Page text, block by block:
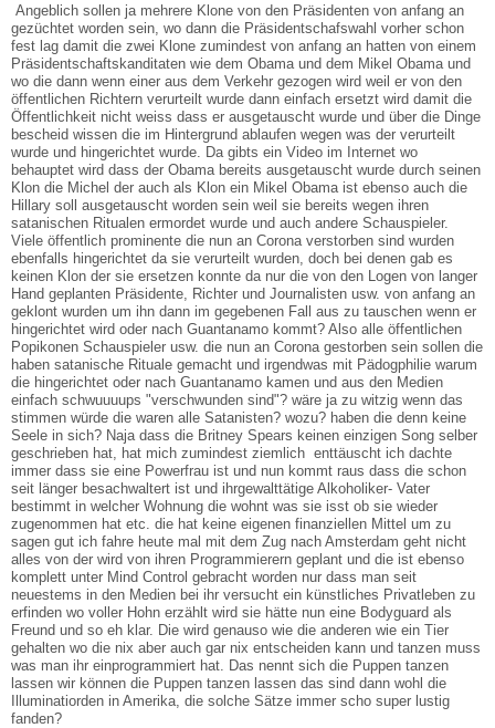
Angeblich sollen ja mehrere Klone von den Präsidenten von anfang an
gezüchtet worden sein, wo dann die Präsidentschafswahl vorher schon
fest lag damit die zwei Klone zumindest von anfang an hatten von einem
Präsidentschaftskanditaten wie dem Obama und dem Mikel Obama und
wo die dann wenn einer aus dem Verkehr gezogen wird weil er von den
öffentlichen Richtern verurteilt wurde dann einfach ersetzt wird damit die
Öffentlichkeit nicht weiss dass er ausgetauscht wurde und über die Dinge
bescheid wissen die im Hintergrund ablaufen wegen was der verurteilt
wurde und hingerichtet wurde. Da gibts ein Video im Internet wo
behauptet wird dass der Obama bereits ausgetauscht wurde durch seinen
Klon die Michel der auch als Klon ein Mikel Obama ist ebenso auch die
Hillary soll ausgetauscht worden sein weil sie bereits wegen ihren
satanischen Ritualen ermordet wurde und auch andere Schauspieler.
Viele öffentlich prominente die nun an Corona verstorben sind wurden
ebenfalls hingerichtet da sie verurteilt wurden, doch bei denen gab es
keinen Klon der sie ersetzen konnte da nur die von den Logen von langer
Hand geplanten Präsidente, Richter und Journalisten usw. von anfang an
geklont wurden um ihn dann im gegebenen Fall aus zu tauschen wenn er
hingerichtet wird oder nach Guantanamo kommt? Also alle öffentlichen
Popikonen Schauspieler usw. die nun an Corona gestorben sein sollen die
haben satanische Rituale gemacht und irgendwas mit Pädogphilie warum
die hingerichtet oder nach Guantanamo kamen und aus den Medien
einfach schwuuuups "verschwunden sind"? wäre ja zu witzig wenn das
stimmen würde die waren alle Satanisten? wozu? haben die denn keine
Seele in sich? Naja dass die Britney Spears keinen einzigen Song selber
geschrieben hat, hat mich zumindest ziemlich enttäuscht ich dachte
immer dass sie eine Powerfrau ist und nun kommt raus dass die schon
seit länger besachwaltert ist und ihrgewalttätige Alkoholiker- Vater
bestimmt in welcher Wohnung die wohnt was sie isst ob sie wieder
zugenommen hat etc. die hat keine eigenen finanziellen Mittel um zu
sagen gut ich fahre heute mal mit dem Zug nach Amsterdam geht nicht
alles von der wird von ihren Programmierern geplant und die ist ebenso
komplett unter Mind Control gebracht worden nur dass man seit
neuestems in den Medien bei ihr versucht ein künstliches Privatleben zu
erfinden wo voller Hohn erzählt wird sie hätte nun eine Bodyguard als
Freund und so eh klar. Die wird genauso wie die anderen wie ein Tier
gehalten wo die nix aber auch gar nix entscheiden kann und tanzen muss
was man ihr einprogrammiert hat. Das nennt sich die Puppen tanzen
lassen wir können die Puppen tanzen lassen das sind dann wohl die
Illuminatiorden in Amerika, die solche Sätze immer scho super lustig
fanden?